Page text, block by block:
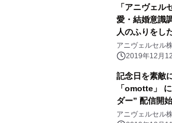
「アニヴェル
愛・結婚意識
人のふりをし
ト中のドン引
アニヴェルセル
2019年12月
記念日を素敵
「omotte」
ダー” 配信開始
アニヴェルセル